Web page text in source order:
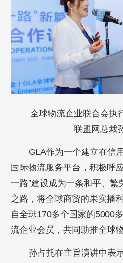
全球物流企业联合会执
联盟网总裁
GLA作为一个建立在信
国际物流服务平台，积极呼
一路”建设成为一条和平、繁
之路，将全球商贸的果实播
自全球170多个国家的5000
流企业会员，共同助推全球
孙占托在主旨演讲中表